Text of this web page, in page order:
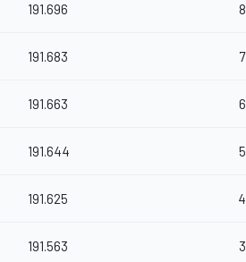
191.696 8
191.683 7
191.663 6
191.644 5
191.625 4
191.563 3